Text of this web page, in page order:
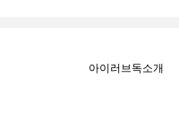
아이러브독소개